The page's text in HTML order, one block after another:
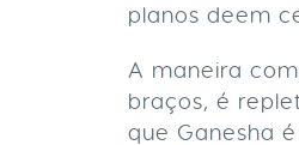
planos deem
A maneira
braços, é
que Ganesha